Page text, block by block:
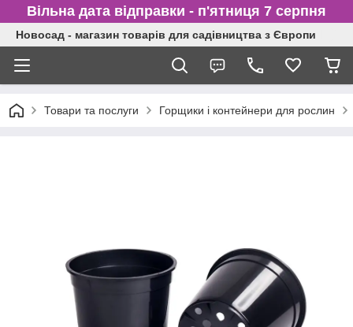
Вільна дата відправки - п'ятниця 7 серпня
Новосад - магазин товарів для садівництва з Європи
Товари та послуги Горщики і контейнери для рослин